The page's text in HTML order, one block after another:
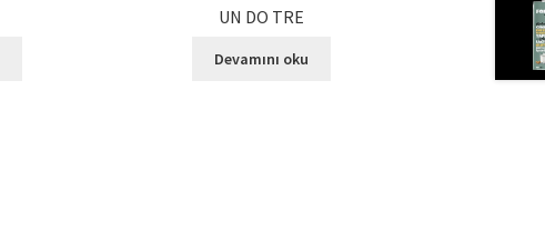
UN DO TRE
Devamını oku